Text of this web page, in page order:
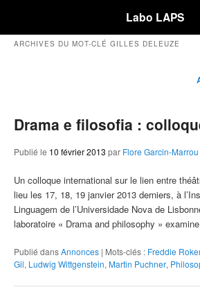
Labo LAPS
ARCHIVES DU MOT-CLÉ GILLES DELEUZE
Drama e filosofia :
Publié le 10 février 2013 par Flore Garcin-Marrou
Un colloque international sur le lien entre
lieu les 17, 18, 19 janvier 2013 derniers, à
Linguagem de l’Universidade Nova de
laboratoire « Drama and philosophy »
Publié dansAnnonces | Mots-clés : Freddie
Gil, Ludwig Wittgenstein, Martin Puchner,